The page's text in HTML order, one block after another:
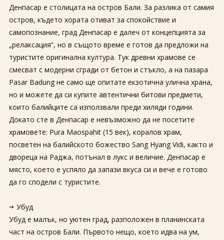
Денпасар е столицата на остров Бали. За разлика от самия
остров, където хората отиват за спокойствие и
самопознание, град Денпасар е далеч от концепцията за
„релаксация“, но в същото време е готов да предложи на
туристите оригинална култура. Тук древни храмове се
смесват с модерни сгради от бетон и стъкло, а на пазара
Pasar Badung не само ще опитате екзотична улична храна,
но и можете да си купите автентични битови предмети,
които балийците са използвали преди хиляди години.
Докато сте в Денпасар е невъзможно да не посетите
храмовете: Pura Maospahit (15 век), коралов храм,
посветен на балийското божество Sang Hyang Vidi, както и
двореца на Раджа, потънал в лукс и величие. Денпасар е
място, което е успяло да запази вкуса си и вече е готово
да го сподели с туристите.
Убуд
Убуд е малък, но уютен град, разположен в планинската
част на остров Бали. Първото нещо, което идва на ум,